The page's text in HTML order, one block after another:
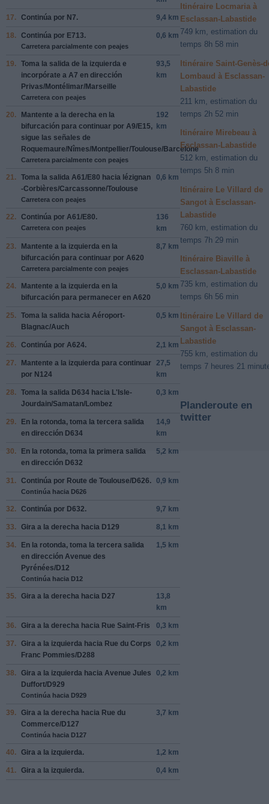
17. Continúa por N7. 9,4 km
18. Continúa por E713.
Carretera parcialmente con peajes
0,6 km
19. Toma la salida de la izquierda e
incorpórate a A7 en dirección
Privas/Montélimar/Marseille
Carretera con peajes
93,5
km
20. Mantente a la derecha en la
bifurcación para continuar por A9/E15,
sigue las señales de
Roquemaure/Nîmes/Montpellier/Toulouse/Barcelone
Carretera parcialmente con peajes
192
km
21. Toma la salida A61/E80 hacia lézignan
-Corbières/Carcassonne/Toulouse
Carretera con peajes
0,6 km
22. Continúa por A61/E80.
Carretera con peajes
136
km
23. Mantente a la izquierda en la
bifurcación para continuar por A620
Carretera parcialmente con peajes
8,7 km
24. Mantente a la izquierda en la
bifurcación para permanecer en A620
5,0 km
25. Toma la salida hacia Aéroport-
Blagnac/Auch
0,5 km
26. Continúa por A624. 2,1 km
27. Mantente a la izquierda para continuar
por N124
27,5
km
28. Toma la salida D634 hacia L'Isle-
Jourdain/Samatan/Lombez
0,3 km
29. En la rotonda, toma la tercera salida
en dirección D634
14,9
km
30. En la rotonda, toma la primera salida
en dirección D632
5,2 km
31. Continúa por Route de Toulouse/D626.
Continúa hacia D626
0,9 km
32. Continúa por D632. 9,7 km
33. Gira a la derecha hacia D129 8,1 km
34. En la rotonda, toma la tercera salida
en dirección Avenue des
Pyrénées/D12
Continúa hacia D12
1,5 km
35. Gira a la derecha hacia D27
13,8
km
36. Gira a la derecha hacia Rue Saint-Fris 0,3 km
37. Gira a la izquierda hacia Rue du Corps
Franc Pommies/D288
0,2 km
38. Gira a la izquierda hacia Avenue Jules
Duffort/D929
Continúa hacia D929
0,2 km
39. Gira a la derecha hacia Rue du
Commerce/D127
Continúa hacia D127
3,7 km
40. Gira a la izquierda. 1,2 km
41. Gira a la izquierda. 0,4 km
Itinéraire Locmaria à
Esclassan-Labastide
749 km, estimation du
temps 8h 58 min
Itinéraire Saint-Genès-
Lombaud à Esclassan-
Labastide
211 km, estimation du
temps 2h 52 min
Itinéraire Mirebeau à
Esclassan-Labastide
512 km, estimation du
temps 5h 8 min
Itinéraire Le Villard de
Sangot à Esclassan-
Labastide
760 km, estimation du
temps 7h 29 min
Itinéraire Biaville à
Esclassan-Labastide
735 km, estimation du
temps 6h 56 min
Itinéraire Le Villard de
Sangot à Esclassan-
Labastide
755 km, estimation du
temps 7 heures 21
Planderoute en
twitter